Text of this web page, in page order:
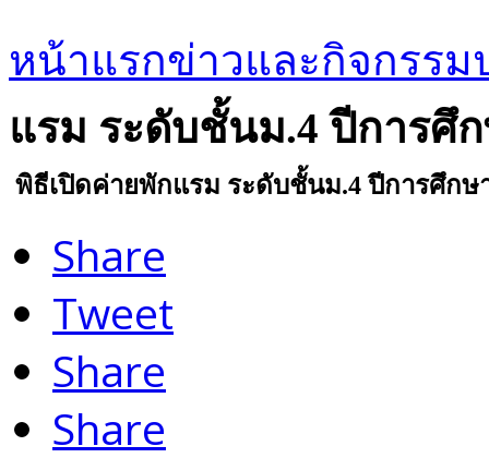
หน้าแรกข่าวและกิจกรรม
แรม ระดับชั้นม.4 ปีการศึก
พิธีเปิดค่ายพักแรม ระดับชั้นม.4 ปีการศึกษ
Share
Tweet
Share
Share